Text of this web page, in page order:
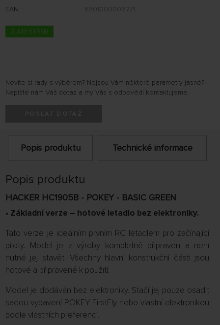
EAN: 6301000006721
ZLATÝ STŘED
Nevíte si rady s výběrem? Nejsou Vám některé parametry jasné?
Napište nám Váš dotaz a my Vás s odpovědí kontaktujeme.
Popis produktu Technické informace
Popis produktu
HACKER HC1905B - POKEY - BASIC GREEN
• Základní verze – hotové letadlo bez elektroniky.
Tato verze je ideálním prvním RC letadlem pro začínající
piloty. Model je z výroby kompletně připraven a není
nutné jej stavět. Všechny hlavní konstrukční části jsou
hotové a připravené k použití.
Model je dodáván bez elektroniky. Stačí jej pouze osadit
sadou vybavení POKEY FirstFly nebo vlastní elektronikou
podle vlastních preferencí.